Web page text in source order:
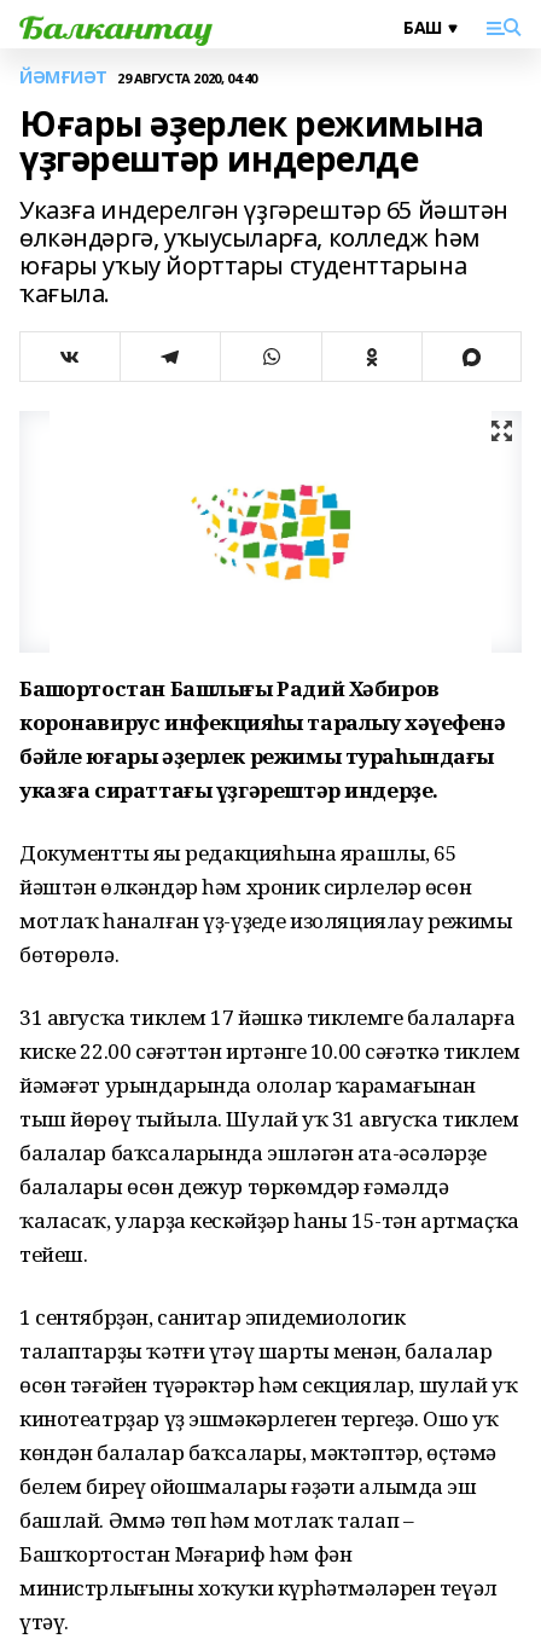
ЙӘМҒИӘТ 29 АВГУСТА 2020, 04:40
Юғары әҙерлек режимына
үҙгәрештәр индерелде
Указға индерелгән үҙгәрештәр 65 йәштән
өлкәндәргә, уҡыусыларға, колледж һәм
юғары уҡыу йорттары студенттарына
ҡағыла.
Башҡортостан Башлығы Радий Хәбиров
коронавирус инфекцияһы таралыу хәүефенә
бәйле юғары әҙерлек режимы тураһындағы
указға сираттағы үҙгәрештәр индерҙе.
Документтың яңы редакцияһына ярашлы, 65
йәштән өлкәндәр һәм хроник сирлеләр өсөн
мотлаҡ һаналған үҙ-үҙеңде изоляциялау режимы
бөтөрөлә.
31 авгусҡа тиклем 17 йәшкә тиклемге балаларға
киске 22.00 сәғәттән иртәнге 10.00 сәғәткә тиклем
йәмәғәт урындарында ололар ҡарамағынан
тыш йөрөү тыйыла. Шулай уҡ 31 авгусҡа тиклем
балалар баҡсаларында эшләгән ата-әсәләрҙең
балалары өсөн дежур төркөмдәр ғәмәлдә
ҡаласаҡ, уларҙа кескәйҙәр һаны 15-тән артмаҫҡа
тейеш.
1 сентябрҙән, санитар эпидемиологик
талаптарҙы ҡәтғи үтәү шарты менән, балалар
өсөн тәғәйен түңәрәктәр һәм секциялар, шулай уҡ
кинотеатрҙар үҙ эшмәкәрлеген тергеҙә. Ошо уҡ
көндән балалар баҡсалары, мәктәптәр, өҫтәмә
белем биреү ойошмалары ғәҙәти алымда эш
башлай. Әммә төп һәм мотлаҡ талап –
Башҡортостан Мәғариф һәм фән
министрлығының хоҡуҡи күрһәтмәләрен теүәл
үтәү.